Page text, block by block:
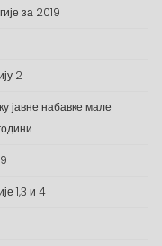
за 2019
2
јавне набавке мале
1,3 и 4